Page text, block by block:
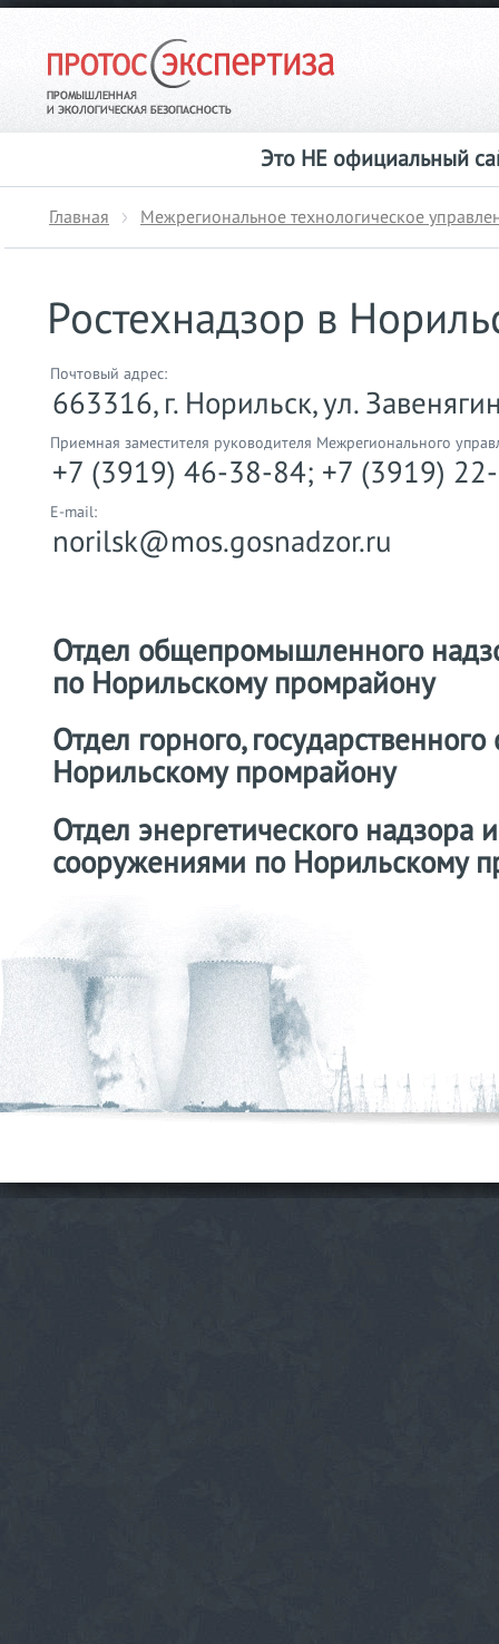
Это НЕ официальный
Главная Межрегиональное технологическое
Ростехнадзор в
Почтовый адрес:
663316, г. Норильск, ул.
Приемная заместителя руководителя Межрегионального
+7 (3919) 46-38-84; +7 (3919)
E-mail:
norilsk@mos.gosnadzor.ru
Отдел общепромышленного
по Норильскому промрайону
Отдел горного,
Норильскому промрайону
Отдел энергетического надзора
сооружениями по Норильскому